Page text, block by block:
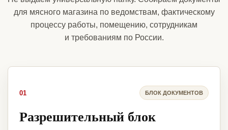
для мясного магазина по ведомствам, фактическому
процессу работы, помещению, сотрудникам
и требованиям по России.
01 БЛОК ДОКУМЕНТОВ
Разрешительный блок